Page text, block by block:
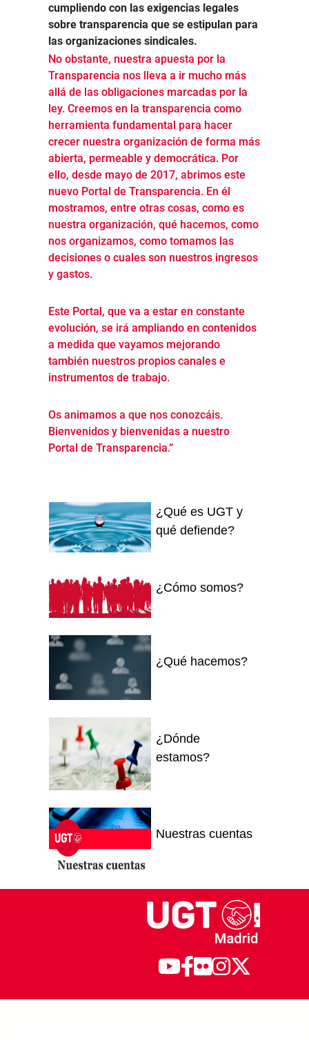
cumpliendo con las exigencias legales
sobre transparencia que se estipulan para
las organizaciones sindicales.
No obstante, nuestra apuesta por la
Transparencia nos lleva a ir mucho más
allá de las obligaciones marcadas por la
ley. Creemos en la transparencia como
herramienta fundamental para hacer
crecer nuestra organización de forma más
abierta, permeable y democrática. Por
ello, desde mayo de 2017, abrimos este
nuevo Portal de Transparencia. En él
mostramos, entre otras cosas, como es
nuestra organización, qué hacemos, como
nos organizamos, como tomamos las
decisiones o cuales son nuestros ingresos
y gastos.
Este Portal, que va a estar en constante
evolución, se irá ampliando en contenidos
a medida que vayamos mejorando
también nuestros propios canales e
instrumentos de trabajo.
Os animamos a que nos conozcáis.
Bienvenidos y bienvenidas a nuestro
Portal de Transparencia.”
¿Qué es UGT y
qué defiende?
¿Cómo somos?
¿Qué hacemos?
¿Dónde
estamos?
Nuestras cuentas